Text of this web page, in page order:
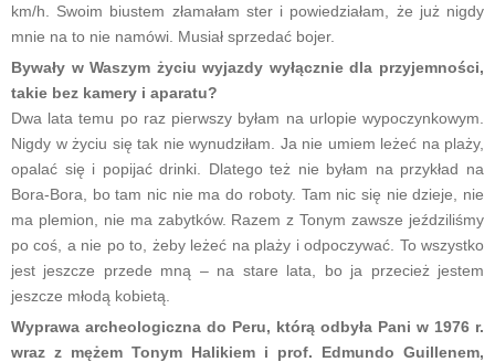
km/h. Swoim biustem złamałam ster i powiedziałam, że już nigdy
mnie na to nie namówi. Musiał sprzedać bojer.
Bywały w Waszym życiu wyjazdy wyłącznie dla przyjemności,
takie bez kamery i aparatu?
Dwa lata temu po raz pierwszy byłam na urlopie wypoczynkowym.
Nigdy w życiu się tak nie wynudziłam. Ja nie umiem leżeć na plaży,
opalać się i popijać drinki. Dlatego też nie byłam na przykład na
Bora-Bora, bo tam nic nie ma do roboty. Tam nic się nie dzieje, nie
ma plemion, nie ma zabytków. Razem z Tonym zawsze jeździliśmy
po coś, a nie po to, żeby leżeć na plaży i odpoczywać. To wszystko
jest jeszcze przede mną – na stare lata, bo ja przecież jestem
jeszcze młodą kobietą.
Wyprawa archeologiczna do Peru, którą odbyła Pani w 1976 r.
wraz z mężem Tonym Halikiem i prof. Edmundo Guillenem,